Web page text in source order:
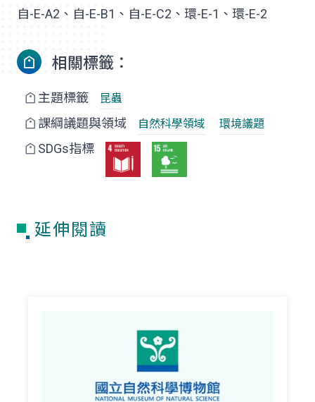
自-E-A2、自-E-B1、自-E-C2、環-E-1、環-E-2
相關標籤：
主題標籤 昆蟲
課綱議題與領域 自然科學領域 環境議題
SDGs指標
延伸閱讀